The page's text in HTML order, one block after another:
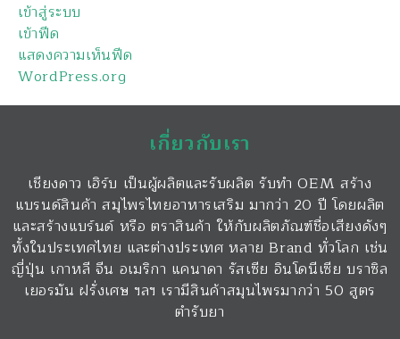
เข้าสู่ระบบ
เข้าฟีด
แสดงความเห็นฟีด
WordPress.org
เกี่ยวกับเรา
เชียงดาว เฮิร์บ เป็นผู้ผลิตและรับผลิต รับทำ OEM สร้าง
แบรนด์สินค้า สมุไพรไทยอาหารเสริม มากว่า 20 ปี โดยผลิต
และสร้างแบร์นด์ หรือ ตราสินค้า ให้กับผลิตภัณฑ์ชื่อเสียงดังๆ
ทั้งในประเทศไทย และต่างประเทศ หลาย Brand ทั่วโลก เช่น
ญี่ปุ่น เกาหลี จีน อเมริกา แคนาดา รัสเซีย อินโดนีเซีย บราซิล
เยอรมัน ฝรั่งเศษ ฯลฯ เรามีสินค้าสมุนไพรมากว่า 50 สูตร
ตำรับยา